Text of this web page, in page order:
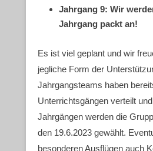
Jahrgang 9: Wir
Jahrgang packt an!
Es ist viel geplant und wir
jegliche Form der
Jahrgangsteams haben
Unterrichtsgängen verteilt
Jahrgängen werden die
den 19.6.2023 gewählt.
besonderen Ausflügen auch